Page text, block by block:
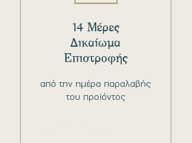
από την ημέρα παραλαβής
του προϊόντος
14 Μέρες
Δικαίωμα
Επιστροφής